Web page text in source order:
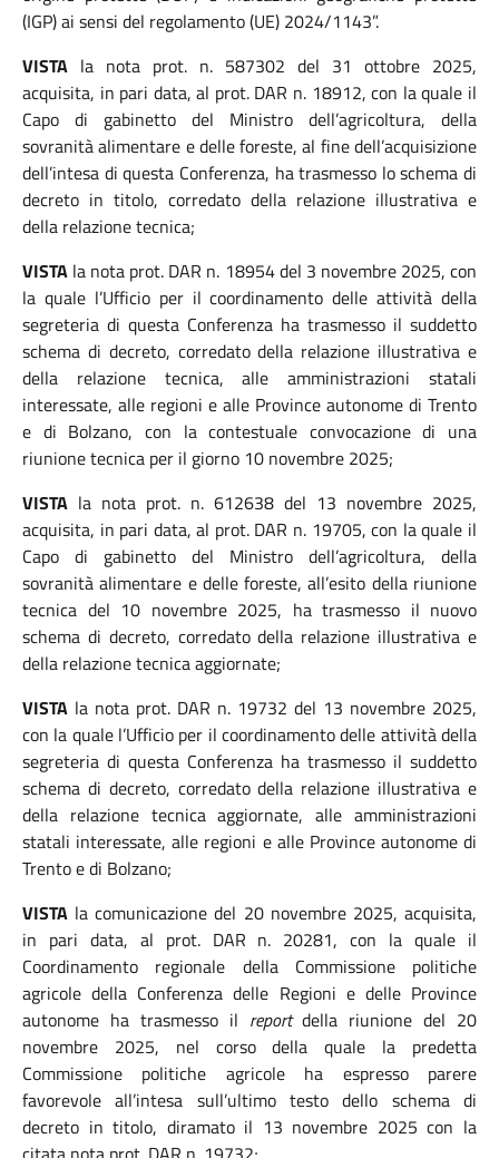
(IGP) ai sensi del regolamento (UE) 2024/1143”.
VISTA la nota prot. n. 587302 del 31 ottobre 2025,
acquisita, in pari data, al prot. DAR n. 18912, con la quale il
Capo di gabinetto del Ministro dell’agricoltura, della
sovranità alimentare e delle foreste, al fine dell’acquisizione
dell’intesa di questa Conferenza, ha trasmesso lo schema di
decreto in titolo, corredato della relazione illustrativa e
della relazione tecnica;
VISTA la nota prot. DAR n. 18954 del 3 novembre 2025, con
la quale l’Ufficio per il coordinamento delle attività della
segreteria di questa Conferenza ha trasmesso il suddetto
schema di decreto, corredato della relazione illustrativa e
della relazione tecnica, alle amministrazioni statali
interessate, alle regioni e alle Province autonome di Trento
e di Bolzano, con la contestuale convocazione di una
riunione tecnica per il giorno 10 novembre 2025;
VISTA la nota prot. n. 612638 del 13 novembre 2025,
acquisita, in pari data, al prot. DAR n. 19705, con la quale il
Capo di gabinetto del Ministro dell’agricoltura, della
sovranità alimentare e delle foreste, all’esito della riunione
tecnica del 10 novembre 2025, ha trasmesso il nuovo
schema di decreto, corredato della relazione illustrativa e
della relazione tecnica aggiornate;
VISTA la nota prot. DAR n. 19732 del 13 novembre 2025,
con la quale l’Ufficio per il coordinamento delle attività della
segreteria di questa Conferenza ha trasmesso il suddetto
schema di decreto, corredato della relazione illustrativa e
della relazione tecnica aggiornate, alle amministrazioni
statali interessate, alle regioni e alle Province autonome di
Trento e di Bolzano;
VISTA la comunicazione del 20 novembre 2025, acquisita,
in pari data, al prot. DAR n. 20281, con la quale il
Coordinamento regionale della Commissione politiche
agricole della Conferenza delle Regioni e delle Province
autonome ha trasmesso il reportdella riunione del 20
novembre 2025, nel corso della quale la predetta
Commissione politiche agricole ha espresso parere
favorevole all’intesa sull’ultimo testo dello schema di
decreto in titolo, diramato il 13 novembre 2025 con la